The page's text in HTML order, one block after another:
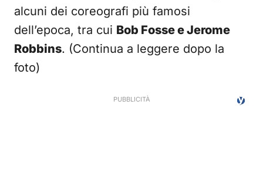
alcuni dei coreografi più famosi
dell’epoca, tra cui Bob Fosse e Jerome
Robbins. (Continua a leggere dopo la
foto)